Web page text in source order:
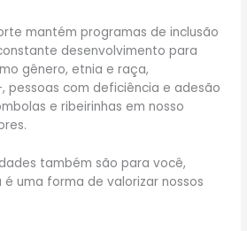
mantém programas de inclusão
desenvolvimento para
gênero, etnia e raça,
pessoas com deficiência e adesão
e ribeirinhas em nosso
também são para você,
é uma forma de valorizar nossos